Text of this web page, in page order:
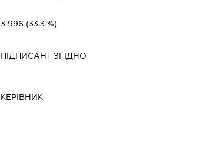
3 996 (33.3 %)
ПІДПИСАНТЗГІДНО
КЕРІВНИК